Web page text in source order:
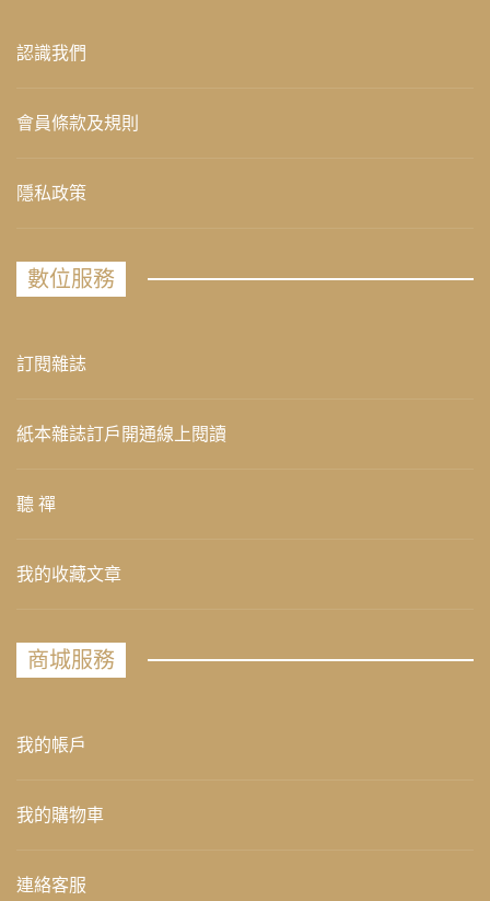
認識我們
會員條款及規則
隱私政策
數位服務
訂閱雜誌
紙本雜誌訂戶開通線上閱讀
聽 禪
我的收藏文章
商城服務
我的帳戶
我的購物車
連絡客服